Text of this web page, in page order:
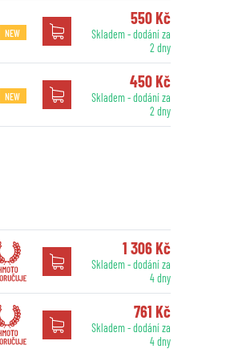
NEW
550 Kč
Skladem - dodání za
2 dny
NEW
450 Kč
Skladem - dodání za
2 dny
1 306 Kč
Skladem - dodání za
4 dny
761 Kč
Skladem - dodání za
4 dny